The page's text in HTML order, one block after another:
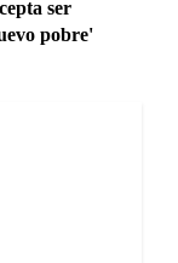
ser
pobre'